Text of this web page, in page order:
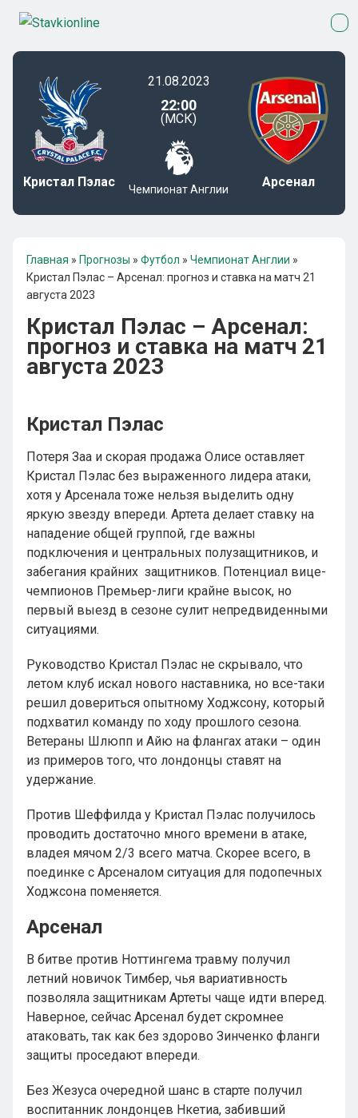
Кристал Пэлас
21.08.2023
22:00
(МСК)
Чемпионат Англии Арсенал
Главная » Прогнозы » Футбол » Чемпионат Англии »
Кристал Пэлас – Арсенал: прогноз и ставка на матч 21
августа 2023
Кристал Пэлас – Арсенал:
прогноз и ставка на матч 21
августа 2023
Кристал Пэлас
Потеря Заа и скорая продажа Олисе оставляет
Кристал Пэлас без выраженного лидера атаки,
хотя у Арсенала тоже нельзя выделить одну
яркую звезду впереди. Артета делает ставку на
нападение общей группой, где важны
подключения и центральных полузащитников, и
забегания крайних защитников. Потенциал вице-
чемпионов Премьер-лиги крайне высок, но
первый выезд в сезоне сулит непредвиденными
ситуациями.
Руководство Кристал Пэлас не скрывало, что
летом клуб искал нового наставника, но все-таки
решил довериться опытному Ходжсону, который
подхватил команду по ходу прошлого сезона.
Ветераны Шлюпп и Айю на флангах атаки – один
из примеров того, что лондонцы ставят на
удержание.
Против Шеффилда у Кристал Пэлас получилось
проводить достаточно много времени в атаке,
владея мячом 2/3 всего матча. Скорее всего, в
поединке с Арсеналом ситуация для подопечных
Ходжсона поменяется.
Арсенал
В битве против Ноттингема травму получил
летний новичок Тимбер, чья вариативность
позволяла защитникам Артеты чаще идти вперед.
Наверное, сейчас Арсенал будет скромнее
атаковать, так как без здорово Зинченко фланги
защиты проседают впереди.
Без Жезуса очередной шанс в старте получил
воспитанник лондонцев Нкетиа, забивший